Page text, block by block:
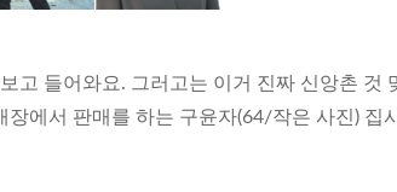
고 들어와요. 그러고는 이거 진짜 신앙촌 것
에서 판매를 하는 구윤자(64/작은 사진) 집